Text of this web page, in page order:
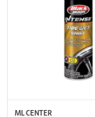
ML CENTER